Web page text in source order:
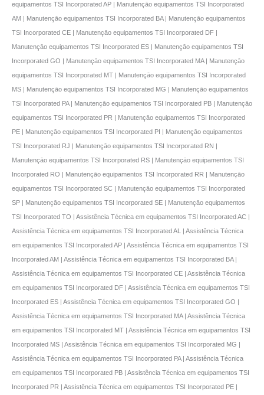
equipamentos TSI Incorporated AP | Manutençāo equipamentos TSI Incorporated
AM | Manutençāo equipamentos TSI Incorporated BA | Manutençāo equipamentos
TSI Incorporated CE | Manutençāo equipamentos TSI Incorporated DF |
Manutençāo equipamentos TSI Incorporated ES | Manutençāo equipamentos TSI
Incorporated GO | Manutençāo equipamentos TSI Incorporated MA | Manutençāo
equipamentos TSI Incorporated MT | Manutençāo equipamentos TSI Incorporated
MS | Manutençāo equipamentos TSI Incorporated MG | Manutençāo equipamentos
TSI Incorporated PA | Manutençāo equipamentos TSI Incorporated PB | Manutençāo
equipamentos TSI Incorporated PR | Manutençāo equipamentos TSI Incorporated
PE | Manutençāo equipamentos TSI Incorporated PI | Manutençāo equipamentos
TSI Incorporated RJ | Manutençāo equipamentos TSI Incorporated RN |
Manutençāo equipamentos TSI Incorporated RS | Manutençāo equipamentos TSI
Incorporated RO | Manutençāo equipamentos TSI Incorporated RR | Manutençāo
equipamentos TSI Incorporated SC | Manutençāo equipamentos TSI Incorporated
SP | Manutençāo equipamentos TSI Incorporated SE | Manutençāo equipamentos
TSI Incorporated TO | Assistência Técnica em equipamentos TSI Incorporated AC |
Assistência Técnica em equipamentos TSI Incorporated AL | Assistência Técnica
em equipamentos TSI Incorporated AP | Assistência Técnica em equipamentos TSI
Incorporated AM | Assistência Técnica em equipamentos TSI Incorporated BA |
Assistência Técnica em equipamentos TSI Incorporated CE | Assistência Técnica
em equipamentos TSI Incorporated DF | Assistência Técnica em equipamentos TSI
Incorporated ES | Assistência Técnica em equipamentos TSI Incorporated GO |
Assistência Técnica em equipamentos TSI Incorporated MA | Assistência Técnica
em equipamentos TSI Incorporated MT | Assistência Técnica em equipamentos TSI
Incorporated MS | Assistência Técnica em equipamentos TSI Incorporated MG |
Assistência Técnica em equipamentos TSI Incorporated PA | Assistência Técnica
em equipamentos TSI Incorporated PB | Assistência Técnica em equipamentos TSI
Incorporated PR | Assistência Técnica em equipamentos TSI Incorporated PE |